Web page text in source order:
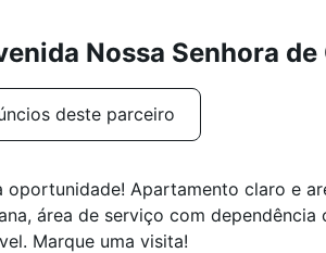
Nossa Senhora de
deste parceiro
Apartamento claro e
área de serviço com
Marque uma visita!